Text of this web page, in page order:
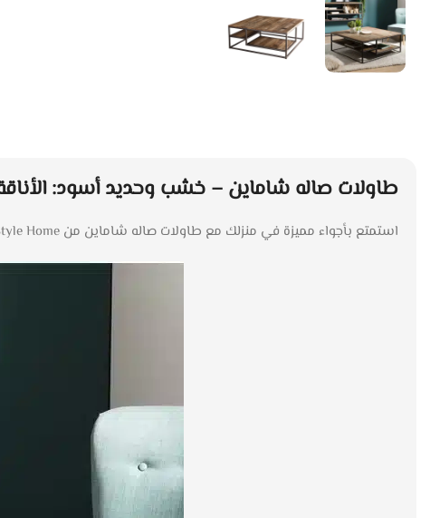
طاولات صاله شاماين – خشب وحديد أسود:
استمتع بأجواء مميزة في منزلك مع طاولات صاله شاماين من Style Home. تجمع هذه الطاولات بين جمال الخشب الطبيعي وقوة الحديد الأسود، مما يخلق توازنًا رائعًا بين الأناقة والمتانة.